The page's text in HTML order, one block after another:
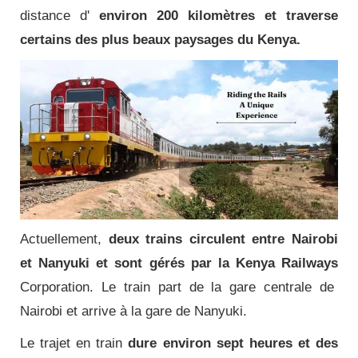
distance d' environ 200 kilomètres et traverse
certains des plus beaux paysages du Kenya.
Actuellement, deux trains circulent entre Nairobi
et Nanyuki et sont gérés par la Kenya Railways
Corporation. Le train part de la gare centrale de
Nairobi et arrive à la gare de Nanyuki.
Le trajet en traindure environ sept heures et des